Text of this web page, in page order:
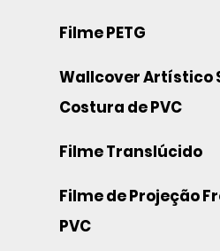
Filme PETG
Wallcover Artístico
Costura de PVC
Filme Translúcido
Filme de Projeção
PVC